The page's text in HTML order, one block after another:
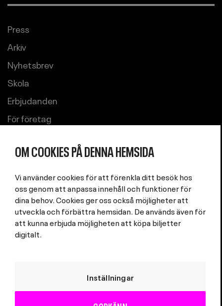
Press
Arkiv
Nyhetsbrev
Skola
Erbjudanden
För företag
Om Kulturhuset Stadsteatern
Jobb och praktik
Integritetspolicy
Cookieinställningar
OM COOKIES PÅ DENNA HEMSIDA
Vi använder cookies för att förenkla ditt besök hos
oss genom att anpassa innehåll och funktioner för
dina behov. Cookies ger oss också möjligheter att
utveckla och förbättra hemsidan. De används även för
att kunna erbjuda möjligheten att köpa biljetter
digitalt.
Inställningar